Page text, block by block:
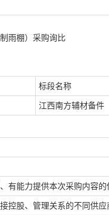
雨棚）采购询比
标段名称
江西南方辅材备件
有能力提供本次采购内容
控股、管理关系的不同供